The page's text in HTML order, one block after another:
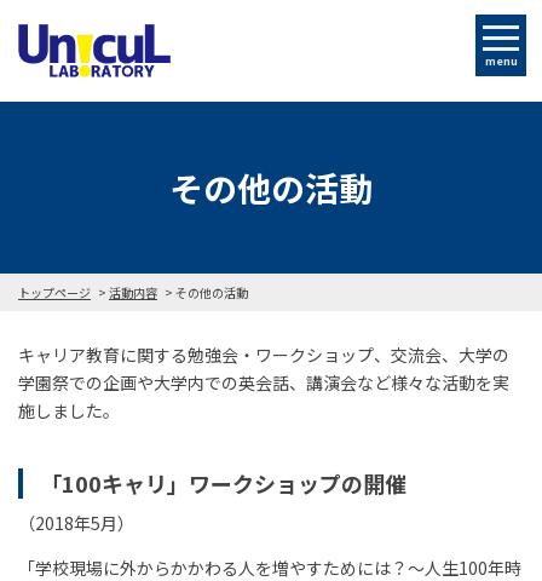
menu
その他の活動
トップページ 活動内容 その他の活動
キャリア教育に関する勉強会・ワークショップ、交流会、大学の
学園祭での企画や大学内での英会話、講演会など様々な活動を実
施しました。
「100キャリ」ワークショップの開催
（2018年5月）
「学校現場に外からかかわる人を増やすためには？～人生100年時